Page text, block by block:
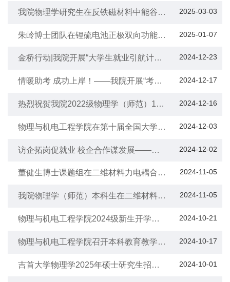
2025-03-03
我院物理学研究生在反铁磁材料中能谷极
2025-01-07
朱岭博士团队在锂硫电池正极双向功能高
2024-12-23
金桥行动|我院开展“大学生就业引航计
2024-12-17
情暖助考 成功上岸！——我院开展“考研
2024-12-16
热烈祝贺我院2022级物理学（师范）1班
2024-12-03
物理与机电工程学院在第十届全国大学生
2024-12-02
访企拓岗促就业 校企合作谋发展——物
2024-11-05
董健生博士课题组在二维材料力电耦合效
2024-11-05
我院物理学（师范）本科生在二维材料与
2024-10-21
物理与机电工程学院2024级新生开学典
2024-10-17
物理与机电工程学院召开本科教育教学审
2024-10-01
吉首大学物理学2025年硕士研究生招生